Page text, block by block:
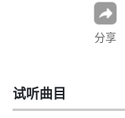
分享
试听曲目